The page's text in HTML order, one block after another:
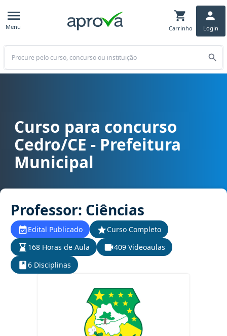
Menu Carrinho Login
Buscar
Curso para concurso Cedro/CE - Prefeitura Municipal cargo
Curso para concurso
Cedro/CE - Prefeitura
Municipal
Professor: Ciências
Edital Publicado
Curso Completo
168 Horas de Aula
409 Videoaulas
6 Disciplinas